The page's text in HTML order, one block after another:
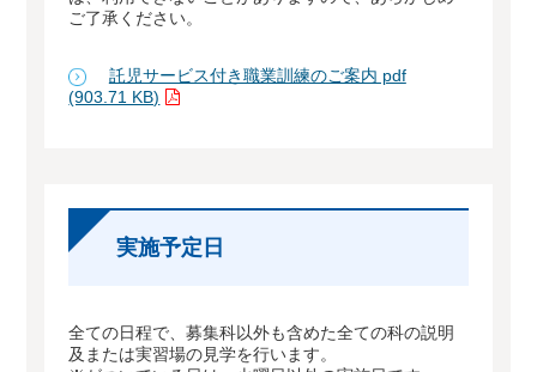
ご了承ください。
託児サービス付き職業訓練のご案内 pdf
(903.71 KB)
実施予定日
全ての日程で、募集科以外も含めた全ての科の説明
及または実習場の見学を行います。